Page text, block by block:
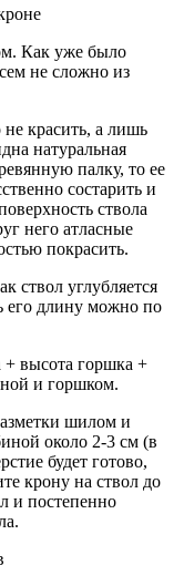
Как уже было
не сложно из
красить, а лишь
натуральная
палку, то ее
состарить и
ствола
него атласные
покрасить.
ствол углубляется
его длину можно по
+ высота горшка +
и горшком.
шилом и
около 2-3 см (в
будет готово,
крону на ствол до
и постепенно